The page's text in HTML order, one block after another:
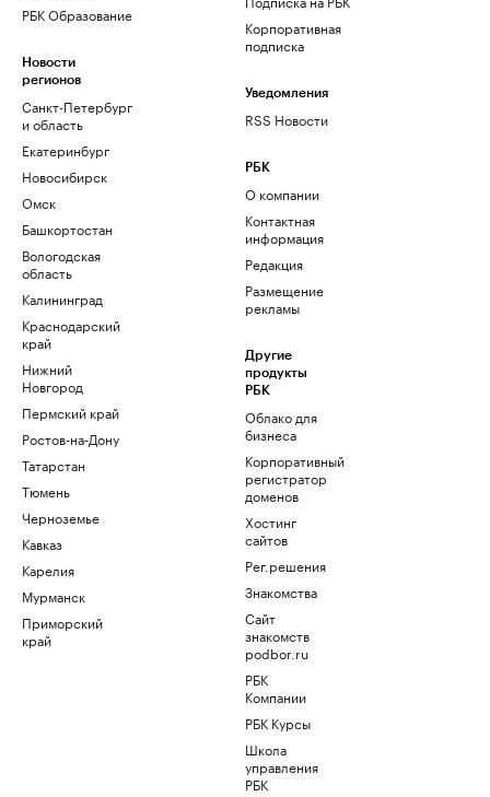
РБК Образование
Новости
регионов
Санкт-Петербург
и область
Екатеринбург
Новосибирск
Омск
Башкортостан
Вологодская
область
Калининград
Краснодарский
край
Нижний
Новгород
Пермский край
Ростов-на-Дону
Татарстан
Тюмень
Черноземье
Кавказ
Карелия
Мурманск
Приморский
край
Корпоративная
подписка
Уведомления
RSS Новости
РБК
О компании
Контактная
информация
Редакция
Размещение
рекламы
Другие
продукты
РБК
Облако для
бизнеса
Корпоративный
регистратор
доменов
Хостинг
сайтов
Рег.решения
Знакомства
Сайт
знакомств
podbor.ru
РБК
Компании
РБК Курсы
Школа
управления
РБК